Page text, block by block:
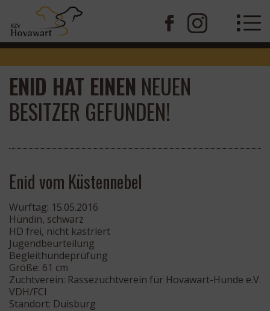
ENID HAT EINEN NEUEN
BESITZER GEFUNDEN!
Enid vom Küstennebel
Wurftag: 15.05.2016
Hündin, schwarz
HD frei, nicht kastriert
Jugendbeurteilung
Begleithundeprüfung
Größe: 61 cm
Zuchtverein: Rassezuchtverein für Hovawart-Hunde e.V.
VDH/FCI
Standort: Duisburg